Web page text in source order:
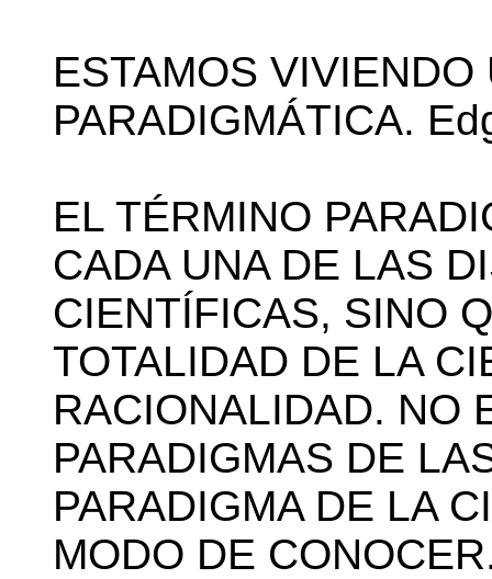
ESTAMOS
PARADIGMÁTICA.
EL TÉRMINO
CADA UNA DE LAS
CIENTÍFICAS, SINO
TOTALIDAD DE LA
RACIONALIDAD. NO
PARADIGMAS DE
PARADIGMA DE LA
MODO DE